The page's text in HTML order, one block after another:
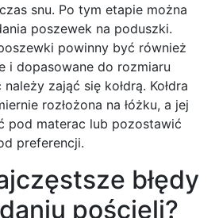
snu. Po tym etapie można
poszewek na poduszki.
powinny być również
i dopasowane do rozmiaru
zająć się kołdrą. Kołdra
rozłożona na łóżku, a jej
pod materac lub pozostawić
preferencji.
błędy
pościeli?